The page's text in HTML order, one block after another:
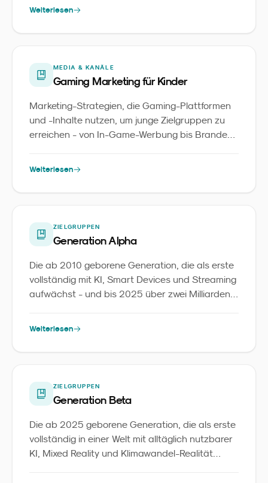
Weiterlesen
MEDIA & KANÄLE
Gaming Marketing für Kinder
Marketing-Strategien, die Gaming-Plattformen
und -Inhalte nutzen, um junge Zielgruppen zu
erreichen - von In-Game-Werbung bis Branded
Weiterlesen
ZIELGRUPPEN
Generation Alpha
Die ab 2010 geborene Generation, die als erste
vollständig mit KI, Smart Devices und Streaming
aufwächst - und bis 2025 über zwei Milliarden
Weiterlesen
ZIELGRUPPEN
Generation Beta
Die ab 2025 geborene Generation, die als erste
vollständig in einer Welt mit alltäglich nutzbarer
KI, Mixed Reality und Klimawandel-Realität